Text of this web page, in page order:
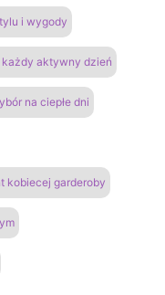
i wygody
każdy aktywny dzień
na ciepłe dni
kobiecej garderoby